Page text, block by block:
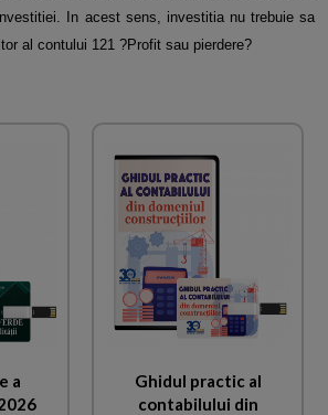
In acest sens, investitia nu trebuie sa
al contului 121 ?Profit sau pierdere?
a
Ghidul practic al
contabilului din